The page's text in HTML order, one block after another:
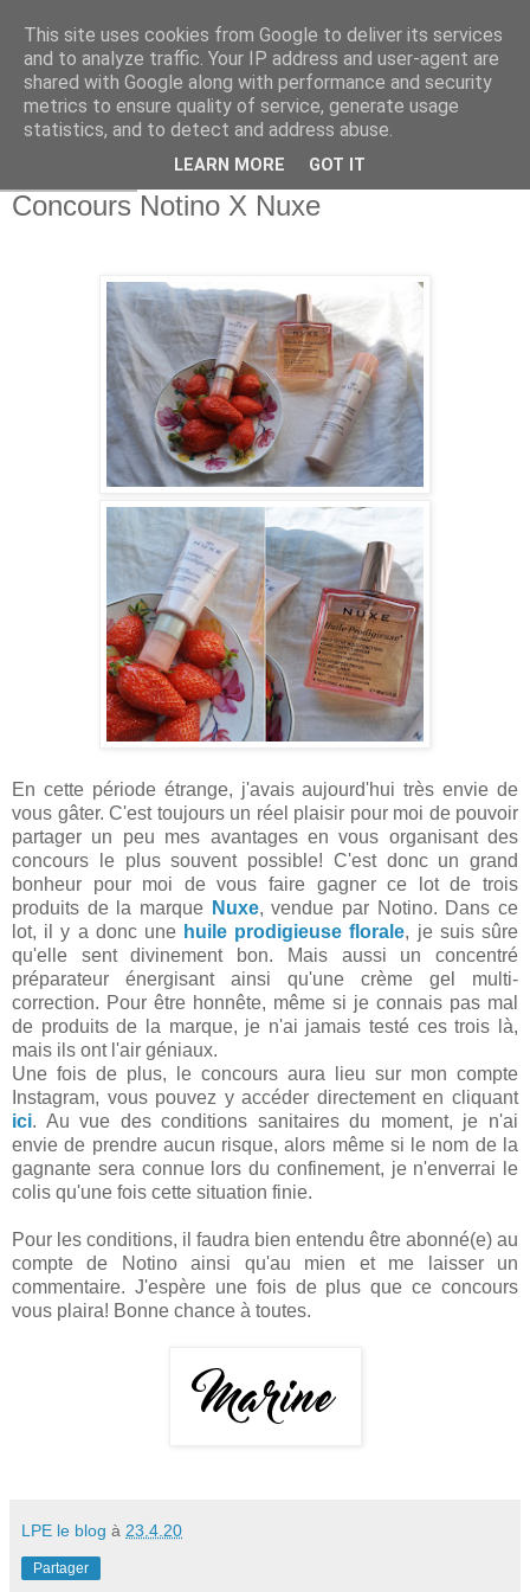
Concours Notino X Nuxe
En cette période étrange, j'avais aujourd'hui très envie de
vous gâter. C'est toujours un réel plaisir pour moi de pouvoir
partager un peu mes avantages en vous organisant des
concours le plus souvent possible! C'est donc un grand
bonheur pour moi de vous faire gagner ce lot de trois
produits de la marque Nuxe, vendue par Notino. Dans ce
lot, il y a donc une huile prodigieuse florale, je suis sûre
qu'elle sent divinement bon. Mais aussi un concentré
préparateur énergisant ainsi qu'une crème gel multi-
correction. Pour être honnête, même si je connais pas mal
de produits de la marque, je n'ai jamais testé ces trois là,
mais ils ont l'air géniaux.
Une fois de plus, le concours aura lieu sur mon compte
Instagram, vous pouvez y accéder directement en cliquant
ici. Au vue des conditions sanitaires du moment, je n'ai
envie de prendre aucun risque, alors même si le nom de la
gagnante sera connue lors du confinement, je n'enverrai le
colis qu'une fois cette situation finie.
Pour les conditions, il faudra bien entendu être abonné(e) au
compte de Notino ainsi qu'au mien et me laisser un
commentaire. J'espère une fois de plus que ce concours
vous plaira! Bonne chance à toutes.
LPE le blog à 23.4.20
Partager
This site uses cookies from Google to deliver its services
and to analyze traffic. Your IP address and user-agent are
shared with Google along with performance and security
metrics to ensure quality of service, generate usage
statistics, and to detect and address abuse.
LEARN MORE GOT IT